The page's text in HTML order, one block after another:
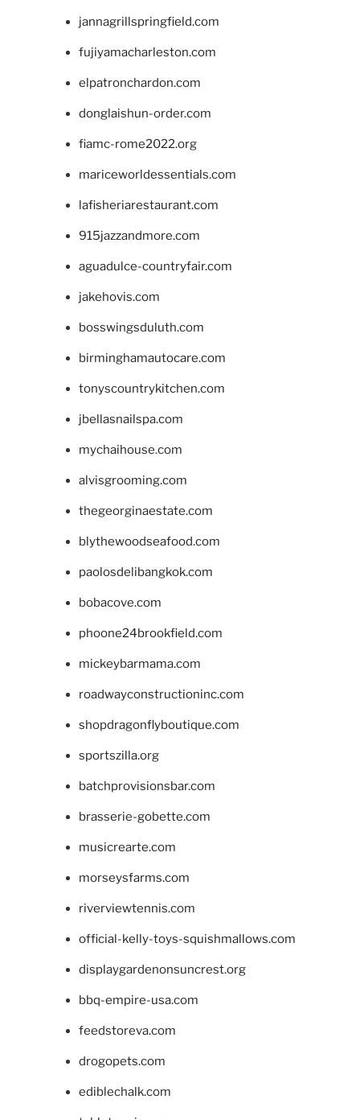
jannagrillspringfield.com
fujiyamacharleston.com
elpatronchardon.com
donglaishun-order.com
fiamc-rome2022.org
mariceworldessentials.com
lafisheriarestaurant.com
915jazzandmore.com
aguadulce-countryfair.com
jakehovis.com
bosswingsduluth.com
birminghamautocare.com
tonyscountrykitchen.com
jbellasnailspa.com
mychaihouse.com
alvisgrooming.com
thegeorginaestate.com
blythewoodseafood.com
paolosdelibangkok.com
bobacove.com
phoone24brookfield.com
mickeybarmama.com
roadwayconstructioninc.com
shopdragonflyboutique.com
sportszilla.org
batchprovisionsbar.com
brasserie-gobette.com
musicrearte.com
morseysfarms.com
riverviewtennis.com
official-kelly-toys-squishmallows.com
displaygardenonsuncrest.org
bbq-empire-usa.com
feedstoreva.com
drogopets.com
ediblechalk.com